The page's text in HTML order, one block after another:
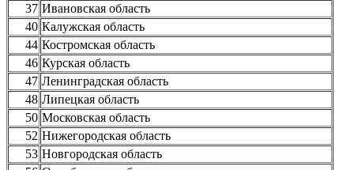
37 Ивановская область
40 Калужская область
44 Костромская область
46 Курская область
47 Ленинградская область
48 Липецкая область
50 Московская область
52 Нижегородская область
53 Новгородская область